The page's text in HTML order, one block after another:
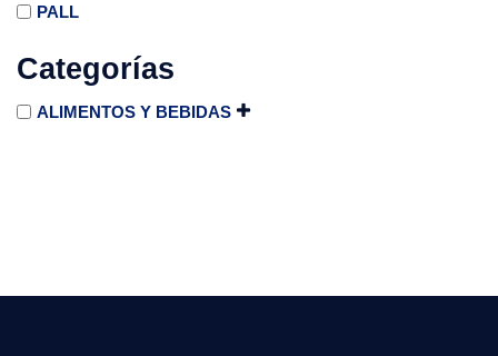
PALL
Categorías
ALIMENTOS Y BEBIDAS